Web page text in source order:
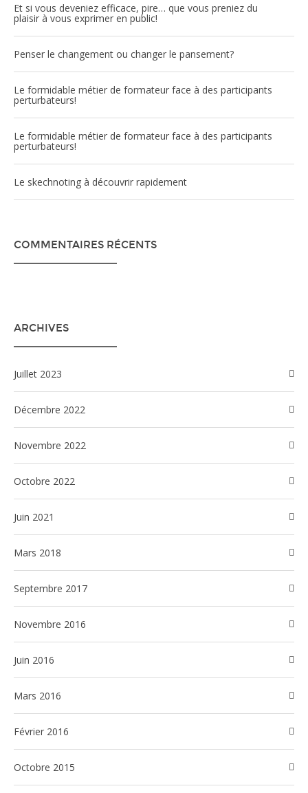
Et si vous deveniez efficace, pire… que vous preniez du
plaisir à vous exprimer en public!
Penser le changement ou changer le pansement?
Le formidable métier de formateur face à des participants
perturbateurs!
Le formidable métier de formateur face à des participants
perturbateurs!
Le skechnoting à découvrir rapidement
COMMENTAIRES RÉCENTS
ARCHIVES
juillet 2023
décembre 2022
novembre 2022
octobre 2022
juin 2021
mars 2018
septembre 2017
novembre 2016
juin 2016
mars 2016
février 2016
octobre 2015